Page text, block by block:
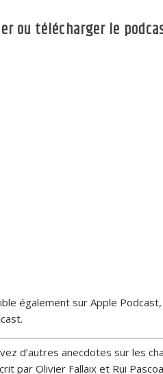
ou télécharger le
également sur Apple
d’autres anecdotes sur les
par Olivier Fallaix et Rui